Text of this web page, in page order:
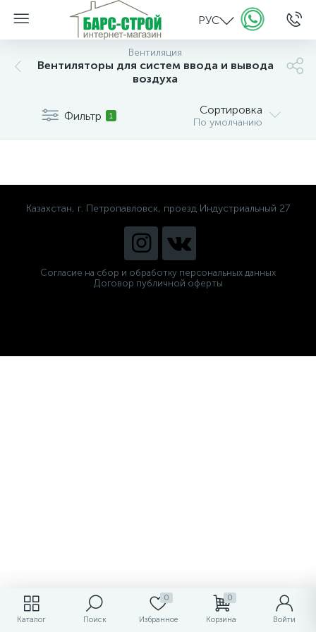
РУС
Каталог Поиск
0
Избранное
0
Корзина Войти
Вентиляция
Вентиляторы для систем ввода и вывода
воздуха
Фильтр 1 Сортировка
По умолчанию
Казахстан, г. Петропавловск, проезд Индустриальный 27
Согласие на сбор и обработку персональных данных
Договор публичной оферты